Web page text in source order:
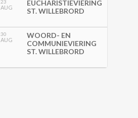
23
AUG
EUCHARISTIEVIERING
ST. WILLEBRORD
30
AUG
WOORD- EN
COMMUNIEVIERING
ST. WILLEBRORD